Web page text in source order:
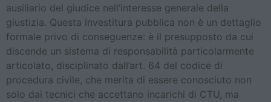
ausiliario del giudice nell’interesse generale della
giustizia. Questa investitura pubblica non è un dettaglio
formale privo di conseguenze: è il presupposto da cui
discende un sistema di responsabilità particolarmente
articolato, disciplinato dall’art. 64 del codice di
procedura civile, che merita di essere conosciuto non
solo dai tecnici che accettano incarichi di CTU, ma